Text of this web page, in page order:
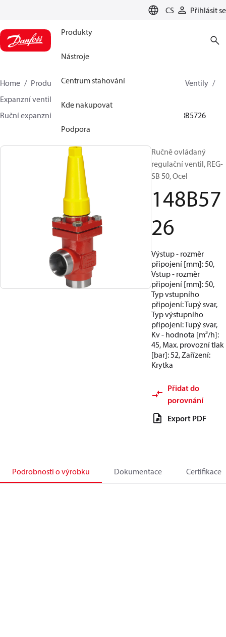
CS Přihlásit se
Produkty
Nástroje
Centrum stahování
Kde nakupovat
Podpora
Home Produkty Climate Solutions pro chlazení
Ventily
Expanzní ventily
Ruční expanzní ventily
148B5726
Ručně ovládaný
regulační ventil, REG-
SB 50, Ocel
148B57
26
Výstup - rozměr
připojení [mm]: 50,
Vstup - rozměr
připojení [mm]: 50,
Typ vstupního
připojení: Tupý svar,
Typ výstupního
připojení: Tupý svar,
Kv - hodnota [m³/h]:
45, Max. provozní tlak
[bar]: 52, Zařízení:
Krytka
Přidat do
porovnání
Export PDF
Podrobnosti o výrobku Dokumentace Certifikace